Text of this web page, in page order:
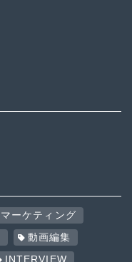
ーケティング
動画編集
INTERVIEW